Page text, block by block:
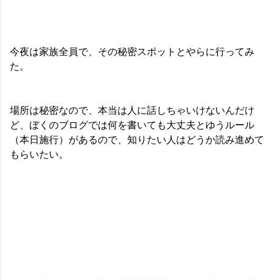
今夜は家族全員で、その秘密スポットとやらに行ってみ
た。
場所は秘密なので、本当は人に話しちゃいけないんだけ
ど、ぼくのブログでは何を書いても大丈夫とゆうルール
（本日施行）があるので、知りたい人はどうか読み進めて
もらいたい。